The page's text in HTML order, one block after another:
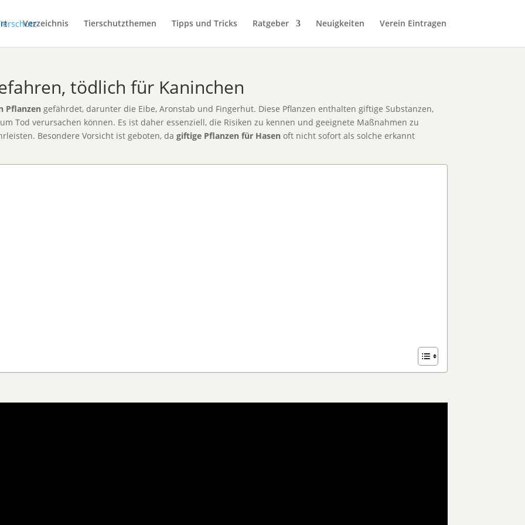
Verzeichnis Tierschutzthemen Tipps und Tricks Ratgeber Neuigkeiten Verein Eintragen
tödlich für Kaninchen
Pflanzen gefährdet, darunter die Eibe, Aronstab und Fingerhut. Diese Pflanzen enthalten giftige Substanzen,
Tod verursachen können. Es ist daher essenziell, die Risiken zu kennen und geeignete Maßnahmen zu
Besondere Vorsicht ist geboten, da giftige Pflanzen für Hasen oft nicht sofort als solche erkannt